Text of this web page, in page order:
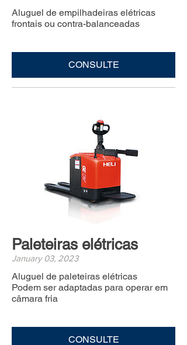
Aluguel de empilhadeiras elétricas
frontais ou contra-balanceadas
CONSULTE
Paleteiras elétricas
January 03, 2023
Aluguel de paleteiras elétricas
Podem ser adaptadas para operar em
câmara fria
CONSULTE